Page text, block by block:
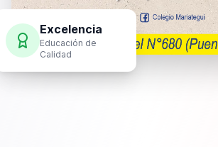
Excelencia
Educación de
Calidad